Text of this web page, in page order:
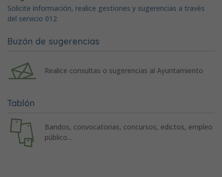
Solicite información, realice gestiones y sugerencias a través
del servicio 012
Buzón de sugerencias
Realice consultas o sugerencias al Ayuntamiento
Tablón
Bandos, convocatorias, concursos, edictos, empleo
público...